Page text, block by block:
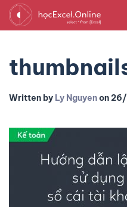
Written by Ly Nguyenon